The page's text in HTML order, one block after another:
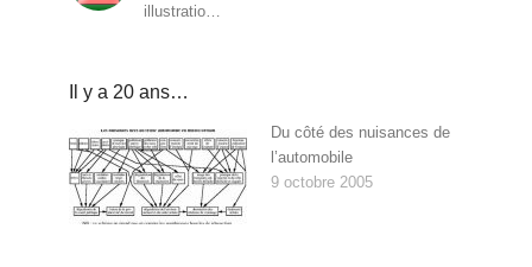
illustratio…
Il y a 20 ans…
Du côté des nuisances de
l’automobile
9 octobre 2005